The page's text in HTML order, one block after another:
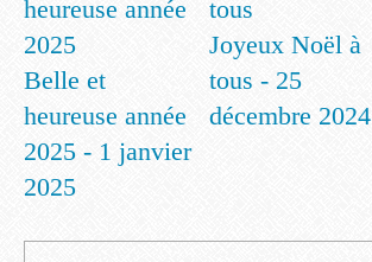
Belle et
heureuse année
2025 - 1 janvier
2025
Joyeux Noël à
tous - 25
décembre 2024